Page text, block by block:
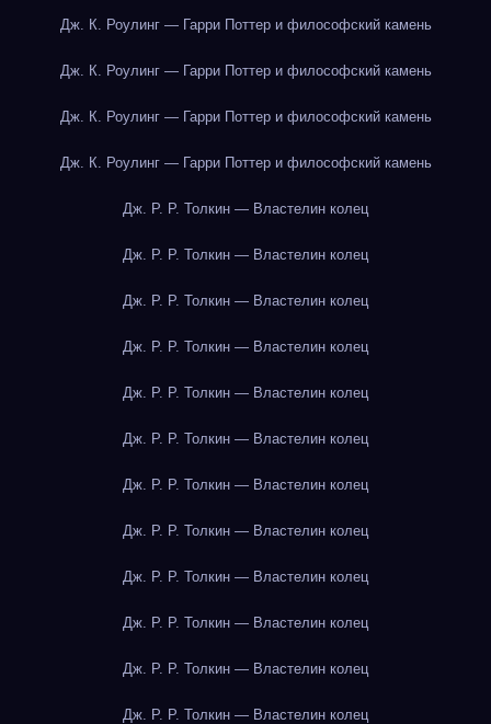
Дж. К. Роулинг — Гарри Поттер и философский камень
Дж. К. Роулинг — Гарри Поттер и философский камень
Дж. К. Роулинг — Гарри Поттер и философский камень
Дж. К. Роулинг — Гарри Поттер и философский камень
Дж. Р. Р. Толкин — Властелин колец
Дж. Р. Р. Толкин — Властелин колец
Дж. Р. Р. Толкин — Властелин колец
Дж. Р. Р. Толкин — Властелин колец
Дж. Р. Р. Толкин — Властелин колец
Дж. Р. Р. Толкин — Властелин колец
Дж. Р. Р. Толкин — Властелин колец
Дж. Р. Р. Толкин — Властелин колец
Дж. Р. Р. Толкин — Властелин колец
Дж. Р. Р. Толкин — Властелин колец
Дж. Р. Р. Толкин — Властелин колец
Дж. Р. Р. Толкин — Властелин колец